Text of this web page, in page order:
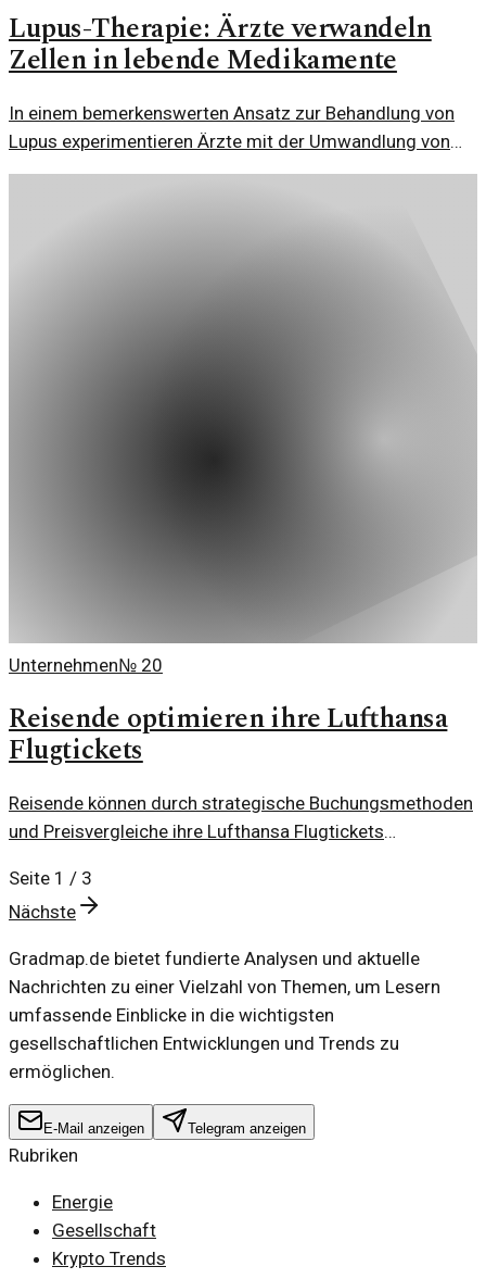
Lupus-Therapie: Ärzte verwandeln
Zellen in lebende Medikamente
In einem bemerkenswerten Ansatz zur Behandlung von
Lupus experimentieren Ärzte mit der Umwandlung von
Zellen in lebende Medikamente. Diese innovative Therapie
Unternehmen№ 20
Reisende optimieren ihre Lufthansa
Flugtickets
Reisende können durch strategische Buchungsmethoden
und Preisvergleiche ihre Lufthansa Flugtickets
Seite 1 / 3
Nächste
Gradmap.de bietet fundierte Analysen und aktuelle
Nachrichten zu einer Vielzahl von Themen, um Lesern
umfassende Einblicke in die wichtigsten
gesellschaftlichen Entwicklungen und Trends zu
ermöglichen.
E-Mail anzeigen Telegram anzeigen
Rubriken
Energie
Gesellschaft
Krypto Trends